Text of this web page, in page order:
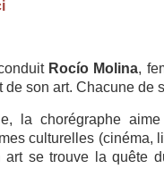
Rocío Molina,
de son art. Chacune de
la chorégraphe
culturelles (cinéma,
se trouve la quête